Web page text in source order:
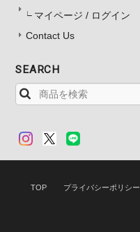
マイページ / ログイン
Contact Us
SEARCH
TOP プライバシーポリシー